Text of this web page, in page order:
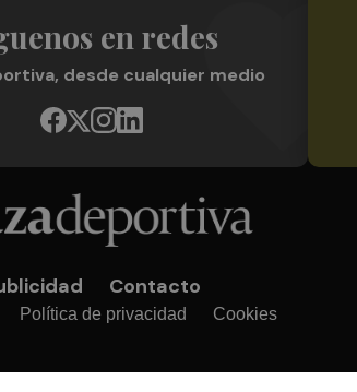
en redes
desde cualquier medio
Contacto
Política de privacidad Cookies